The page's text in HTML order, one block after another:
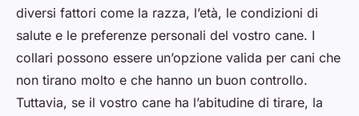
diversi fattori come la razza, l’età, le condizioni di
salute e le preferenze personali del vostro cane. I
collari possono essere un’opzione valida per cani che
non tirano molto e che hanno un buon controllo.
Tuttavia, se il vostro cane ha l’abitudine di tirare, la